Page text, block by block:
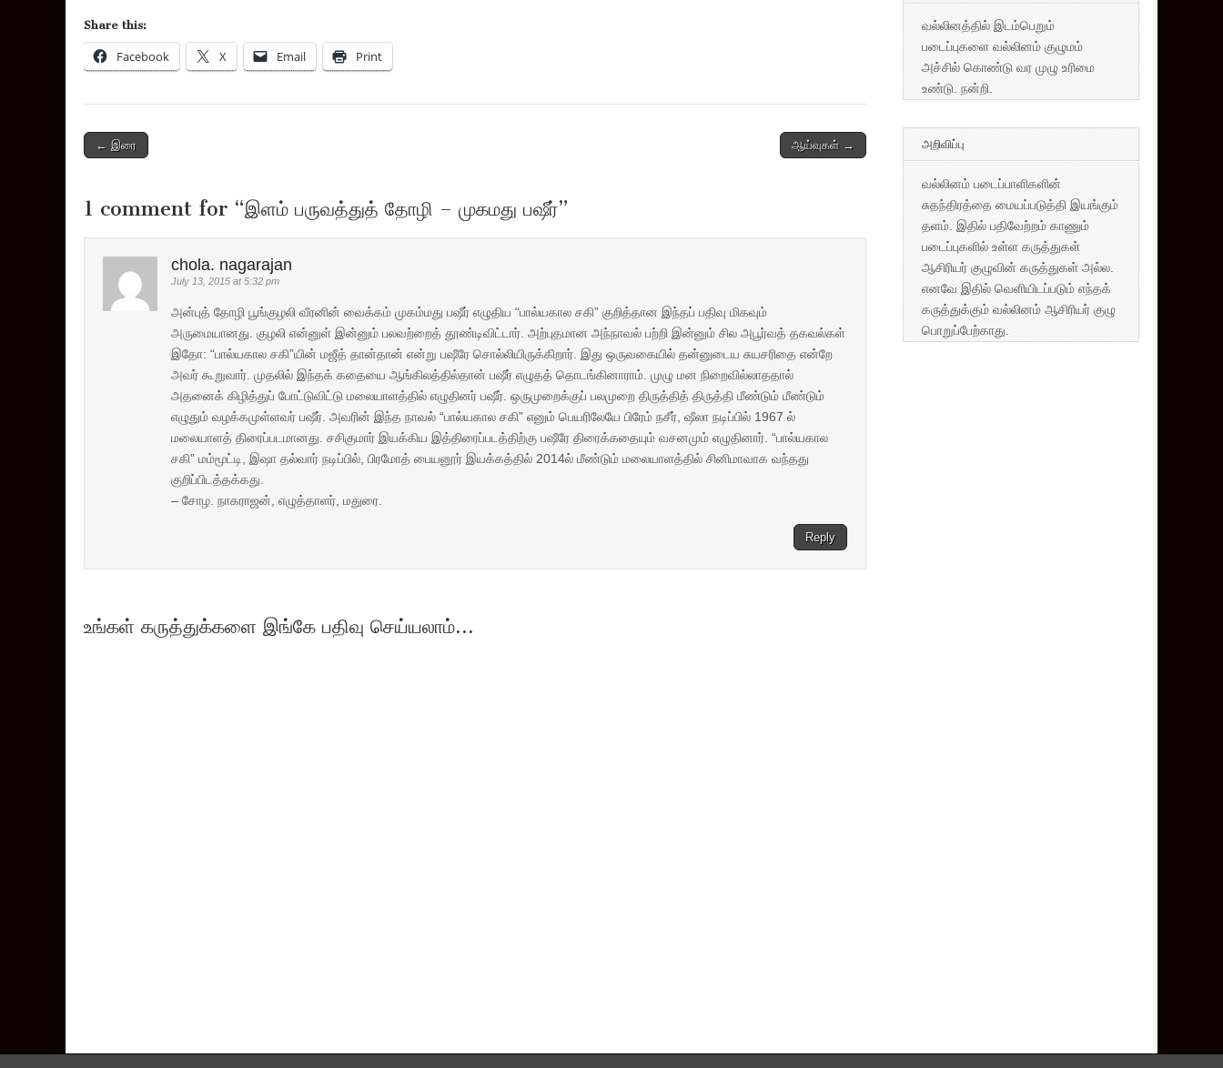
Share this:
Facebook X Email Print
Post
← இரை ஆய்வுகள் →
1 comment for “இளம் பருவத்துத் தோழி – முகமது பஷீர்”
chola. nagarajan
July 13, 2015 at 5:32 pm
அன்புத் தோழி பூங்குழலி வீரனின் வைக்கம் முகம்மது பஷீர் எழுதிய “பால்யகால சகி” குறித்தான இந்தப் பதிவு மிகவும்
அருமையானது. குழலி என்னுள் இன்னும் பலவற்றைத் தூண்டிவிட்டார். அற்புதமான அந்நாவல் பற்றி இன்னும் சில அபூர்வத் தகவல்கள்
இதோ: “பால்யகால சகி”யின் மஜீத் தான்தான் என்று பஷீரே சொல்லியிருக்கிறார். இது ஒருவகையில் தன்னுடைய சுயசரிதை என்றே
அவர் கூறுவார். முதலில் இந்தக் கதையை ஆங்கிலத்தில்தான் பஷீர் எழுதத் தொடங்கினாராம். முழு மன நிறைவில்லாததால்
அதனைக் கிழித்துப் போட்டுவிட்டு மலையாளத்தில் எழுதினர் பஷீர். ஒருமுறைக்குப் பலமுறை திருத்தித் திருத்தி மீண்டும் மீண்டும்
எழுதும் வழக்கமுள்ளவர் பஷீர். அவரின் இந்த நாவல் “பால்யகால சகி” எனும் பெயரிலேயே பிரேம் நசீர், ஷீலா நடிப்பில் 1967 ல்
மலையாளத் திரைப்படமானது. சசிகுமார் இயக்கிய இத்திரைப்படத்திற்கு பஷீரே திரைக்கதையும் வசனமும் எழுதினார். “பால்யகால
சகி” மம்மூட்டி, இஷா தல்வார் நடிப்பில், பிரமோத் பையனூர் இயக்கத்தில் 2014ல் மீண்டும் மலையாளத்தில் சினிமாவாக வந்தது
குறிப்பிடத்தக்கது.
– சோழ. நாகராஜன், எழுத்தாளர், மதுரை.
Reply
உங்கள் கருத்துக்களை இங்கே பதிவு செய்யலாம்...
வல்லினத்தில் இடம்பெறும்
படைப்புகளை வல்லினம் குழுமம்
அச்சில் கொண்டு வர முழு உரிமை
உண்டு. நன்றி.
அறிவிப்பு
வல்லினம் படைப்பாளிகளின்
சுதந்திரத்தை மையப்படுத்தி இயங்கும்
தளம். இதில் பதிவேற்றம் காணும்
படைப்புகளில் உள்ள கருத்துகள்
ஆசிரியர் குழுவின் கருத்துகள் அல்ல.
எனவே இதில் வெளியிடப்படும் எந்தக்
கருத்துக்கும் வல்லினம் ஆசிரியர் குழு
பொறுப்பேற்காது.